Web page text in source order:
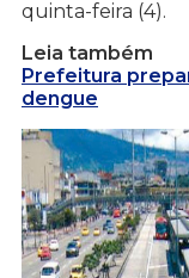
quinta-feira (4).
Leia também
Prefeitura
dengue